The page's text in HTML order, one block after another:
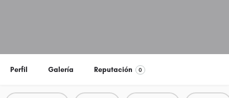
Perfil Galería Reputación 0